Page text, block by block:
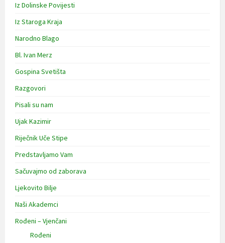
Iz Dolinske Povijesti
Iz Staroga Kraja
Narodno Blago
Bl. Ivan Merz
Gospina Svetišta
Razgovori
Pisali su nam
Ujak Kazimir
Riječnik Uče Stipe
Predstavljamo Vam
Sačuvajmo od zaborava
Ljekovito Bilje
Naši Akademci
Rođeni – Vjenčani
Rođeni